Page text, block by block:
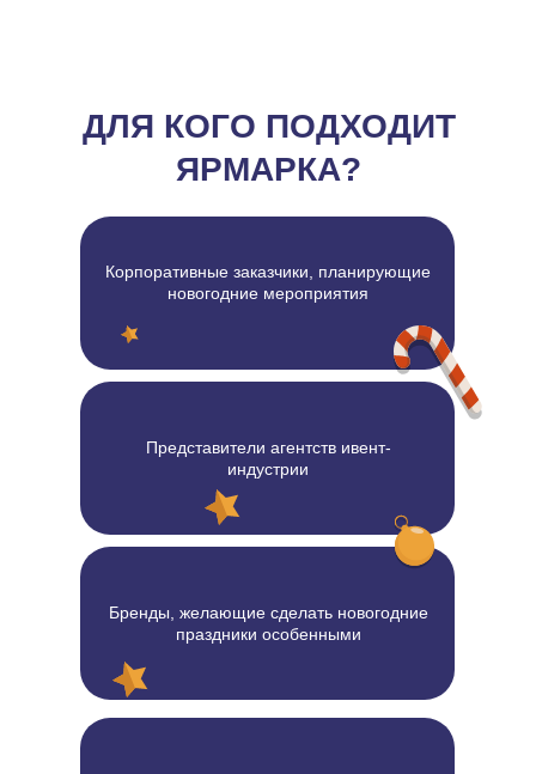
ДЛЯ КОГО ПОДХОДИТ
ЯРМАРКА?
Бренды, желающие сделать новогодние
праздники особенными
Корпоративные заказчики, планирующие
новогодние мероприятия
Представители агентств ивент-
индустрии